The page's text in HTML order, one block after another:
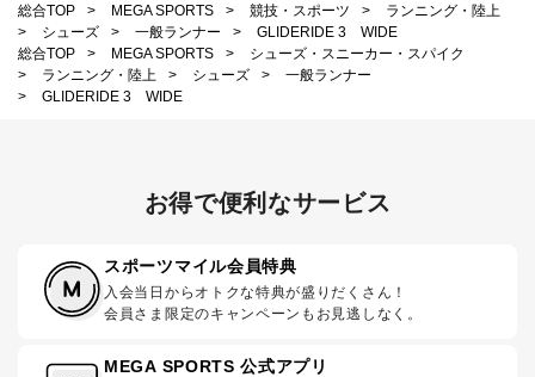
総合TOP
> MEGA SPORTS > 競技・スポーツ >
ランニング・陸上
>
シューズ > 一般ランナー >
GLIDERIDE 3 WIDE
総合TOP
> MEGA SPORTS >
シューズ・スニーカー・スパイク
>
ランニング・陸上 > シューズ >
一般ランナー
>
GLIDERIDE 3 WIDE
お得で便利なサービス
スポーツマイル会員特典
入会当日からオトクな特典が盛りだくさん！
会員さま限定のキャンペーンもお見逃しなく。
MEGA SPORTS 公式アプリ